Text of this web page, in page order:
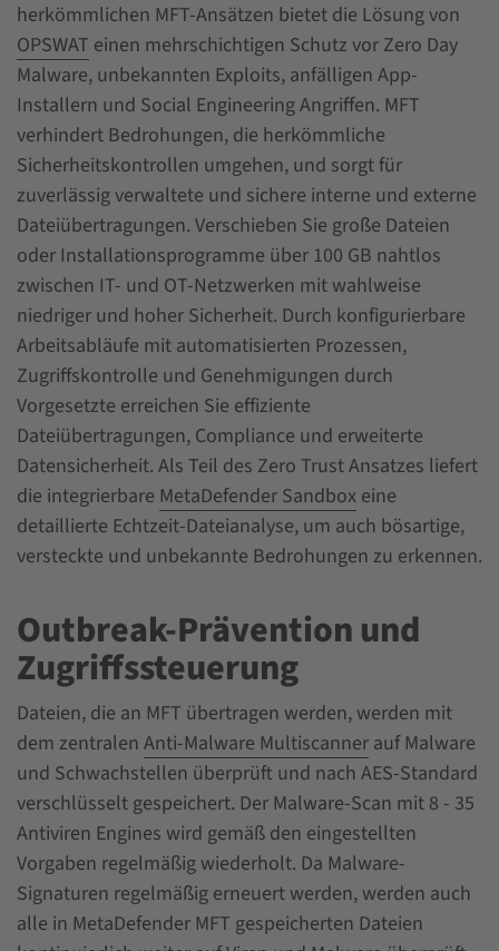
herkömmlichen MFT-Ansätzen bietet die Lösung von
OPSWAT einen mehrschichtigen Schutz vor Zero Day
Malware, unbekannten Exploits, anfälligen App-
Installern und Social Engineering Angriffen. MFT
verhindert Bedrohungen, die herkömmliche
Sicherheitskontrollen umgehen, und sorgt für
zuverlässig verwaltete und sichere interne und externe
Dateiübertragungen. Verschieben Sie große Dateien
oder Installationsprogramme über 100 GB nahtlos
zwischen IT- und OT-Netzwerken mit wahlweise
niedriger und hoher Sicherheit. Durch konfigurierbare
Arbeitsabläufe mit automatisierten Prozessen,
Zugriffskontrolle und Genehmigungen durch
Vorgesetzte erreichen Sie effiziente
Dateiübertragungen, Compliance und erweiterte
Datensicherheit. Als Teil des Zero Trust Ansatzes liefert
die integrierbare MetaDefender Sandbox eine
detaillierte Echtzeit-Dateianalyse, um auch bösartige,
versteckte und unbekannte Bedrohungen zu erkennen.
Outbreak-Prävention und
Zugriffssteuerung
Dateien, die an MFT übertragen werden, werden mit
dem zentralen Anti-Malware Multiscanner auf Malware
und Schwachstellen überprüft und nach AES-Standard
verschlüsselt gespeichert. Der Malware-Scan mit 8 - 35
Antiviren Engines wird gemäß den eingestellten
Vorgaben regelmäßig wiederholt. Da Malware-
Signaturen regelmäßig erneuert werden, werden auch
alle in MetaDefender MFT gespeicherten Dateien